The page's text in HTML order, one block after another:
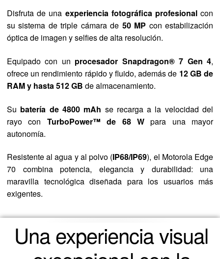
Disfruta de una experiencia fotográfica profesionalcon
su sistema de triple cámara de 50 MP con estabilización
óptica de imagen y selfies de alta resolución.
Equipado con un procesador Snapdragon® 7 Gen 4,
ofrece un rendimiento rápido y fluido, además de 12 GB de
RAM y hasta 512 GB de almacenamiento.
Su batería de 4800 mAh se recarga a la velocidad del
rayo con TurboPower™ de 68 Wpara una mayor
autonomía.
Resistente al agua y al polvo (IP68/IP69), el Motorola Edge
70 combina potencia, elegancia y durabilidad: una
maravilla tecnológica diseñada para los usuarios más
exigentes.
Una experiencia visual